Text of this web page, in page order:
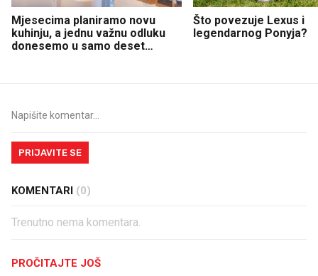
Mjesecima planiramo novu
kuhinju, a jednu važnu odluku
donesemo u samo deset
Što povezuje Lexus i
legendarnog Ponyja?
PRIJAVITE SE
KOMENTARI (0)
Trenutno nema komentara.
PROČITAJTE JOŠ